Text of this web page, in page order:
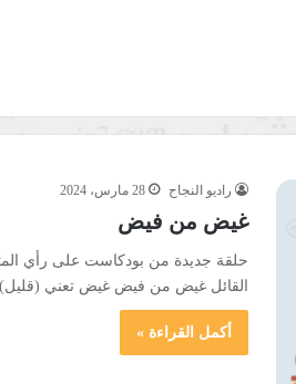
راديو النجاح 28 مارس، 2024
غيض من فيض
حلقة جديدة من بودكاست على رأي
القائل غيض من فيض غيض تعني
أكمل القراءة »